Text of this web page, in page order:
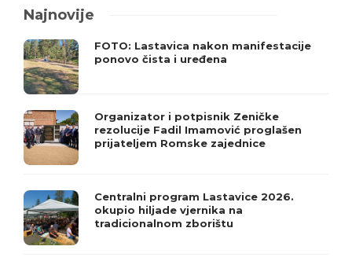
Najnovije
FOTO: Lastavica nakon manifestacije
ponovo čista i uređena
Organizator i potpisnik Zeničke
rezolucije Fadil Imamović proglašen
prijateljem Romske zajednice
Centralni program Lastavice 2026.
okupio hiljade vjernika na
tradicionalnom zborištu